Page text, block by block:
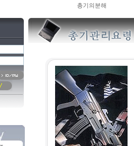
총기의분해